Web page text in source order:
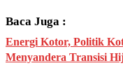
Baca Juga :
Energi Kotor, Politik
Menyandera Transisi